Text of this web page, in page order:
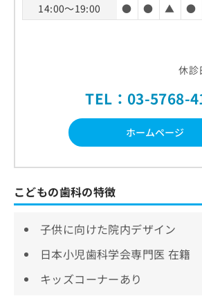
14:00～19:00
● ● ▲ ●
休診
TEL：03-5768-
ホームページ
こどもの歯科の特徴
子供に向けた院内デザイン
日本小児歯科学会専門医 在籍
キッズコーナーあり